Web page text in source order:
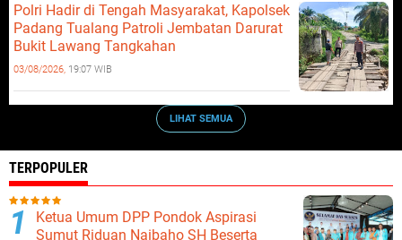
Polri Hadir di Tengah Masyarakat, Kapolsek
Padang Tualang Patroli Jembatan Darurat
Bukit Lawang Tangkahan
03/08/2026, 19:07 WIB
LIHAT SEMUA
TERPOPULER
Ketua Umum DPP Pondok Aspirasi
Sumut Riduan Naibaho SH Beserta